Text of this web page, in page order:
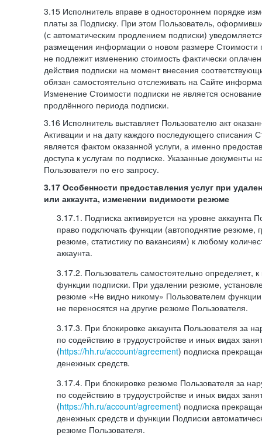
3.15 Исполнитель вправе в одностороннем порядке
платы за Подписку. При этом Пользователь,
(с автоматическим продлением подписки)
размещения информации о новом размере Стоимости
не подлежит изменению стоимость фактически
действия подписки на момент внесения
обязан самостоятельно отслеживать на Сайте
Изменение Стоимости подписки не является
продлённого периода подписки.
3.16 Исполнитель выставляет Пользователю акт
Активации и на дату каждого последующего списания
является фактом оказанной услуги, а именно
доступа к услугам по подписке. Указанные документы
Пользователя по его запросу.
3.17 Особенности предоставления услуг при
или аккаунта, изменении видимости резюме
3.17.1. Подписка активируется на уровне аккаунта
право подключать функции (автоподнятие резюме,
резюме, статистику по вакансиям) к любому
аккаунта.
3.17.2. Пользователь самостоятельно определяет,
функции подписки. При удалении резюме,
резюме «Не видно никому» Пользователем функции
не переносятся на другие резюме Пользователя.
3.17.3. При блокировке аккаунта Пользователя за
по содействию в трудоустройстве и иных видах
(https://hh.ru/account/agreement) подписка
денежных средств.
3.17.4. При блокировке резюме Пользователя за
по содействию в трудоустройстве и иных видах
(https://hh.ru/account/agreement) подписка
денежных средств и функции Подписки
резюме Пользователя.